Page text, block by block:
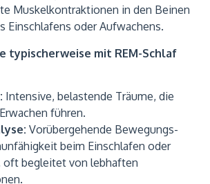
Muskelkontraktionen in den Beinen
Einschlafens oder Aufwachens.
typischerweise mit REM-Schlaf
Intensive, belastende Träume, die
führen.
Vorübergehende Bewegungs-
beim Einschlafen oder
oft begleitet von lebhaften